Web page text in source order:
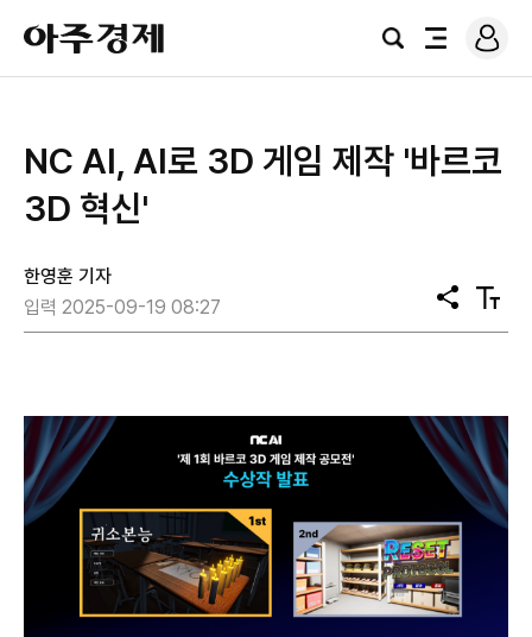
아
주
경
검
전
로
그
NC AI, AI로 3D 게임 제작 '바르코
3D 혁신'
한영훈 기자
입력 2025-09-19 08:27
공
유
텍
스